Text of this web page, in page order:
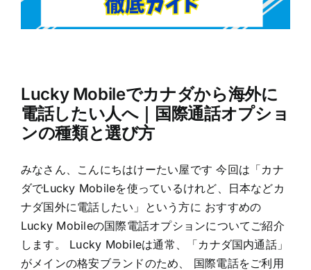
Lucky Mobileでカナダから海外に
電話したい人へ｜国際通話オプショ
ンの種類と選び方
みなさん、こんにちはけーたい屋です 今回は「カナ
ダでLucky Mobileを使っているけれど、日本などカ
ナダ国外に電話したい」という方に おすすめの
Lucky Mobileの国際電話オプションについてご紹介
します。 Lucky Mobileは通常、「カナダ国内通話」
がメインの格安ブランドのため、 国際電話をご利用